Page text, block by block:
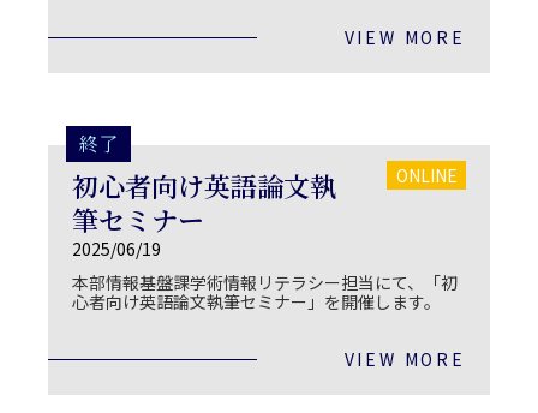
VIEW MORE
終了
ONLINE
初心者向け英語論文執
筆セミナー
2025/06/19
本部情報基盤課学術情報リテラシー担当にて、「初
心者向け英語論文執筆セミナー」を開催します。
VIEW MORE